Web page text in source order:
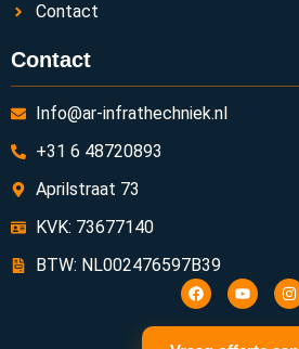
Contact
Contact
Info@ar-infrathechniek.nl
+31 6 48720893
Aprilstraat 73
KVK: 73677140
BTW: NL002476597B39